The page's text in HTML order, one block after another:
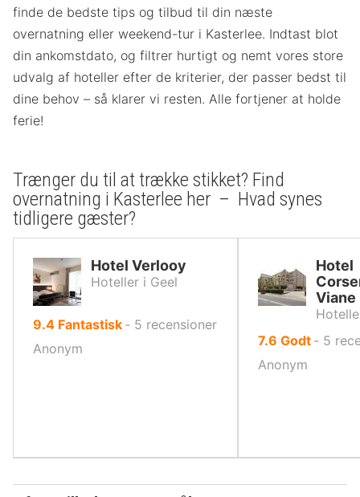
finde de bedste tips og tilbud til din næste
overnatning eller weekend-tur i Kasterlee. Indtast blot
din ankomstdato, og filtrer hurtigt og nemt vores store
udvalg af hoteller efter de kriterier, der passer bedst til
dine behov – så klarer vi resten. Alle fortjener at holde
ferie!
Trænger du til at trække stikket? Find
overnatning i Kasterlee her – Hvad synes
tidligere gæster?
Hotel Verlooy
Hoteller i Geel
9.4ud
10,
Fantastisk ‐ 5 recensioner
Anonym
Hotel
Viane
7.6ud
10,
Godt ‐ 5
Anonym